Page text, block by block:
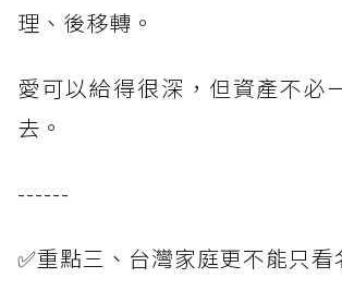
理、後移轉。
愛可以給得很深，但資產不必
去。
------
✅重點三、台灣家庭更不能只看